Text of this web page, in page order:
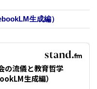
生成編）